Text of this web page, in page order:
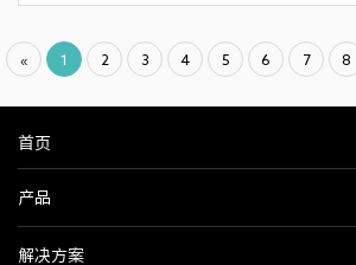
« 1 2 3 4 5 6 7 8
首页
产品
解决方案